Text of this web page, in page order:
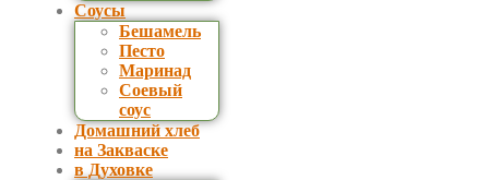
Соусы
Бешамель
Песто
Маринад
Соевый
соус
Домашний хлеб
на Закваске
в Духовке